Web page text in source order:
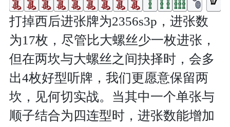
打掉西后进张牌为2356s3p，进张数
为17枚，尽管比大螺丝少一枚进张，
但在两坎与大螺丝之间抉择时，会多
出4枚好型听牌，我们更愿意保留两
坎，见何切实战。当其中一个单张与
顺子结合为四连型时，进张数能增加